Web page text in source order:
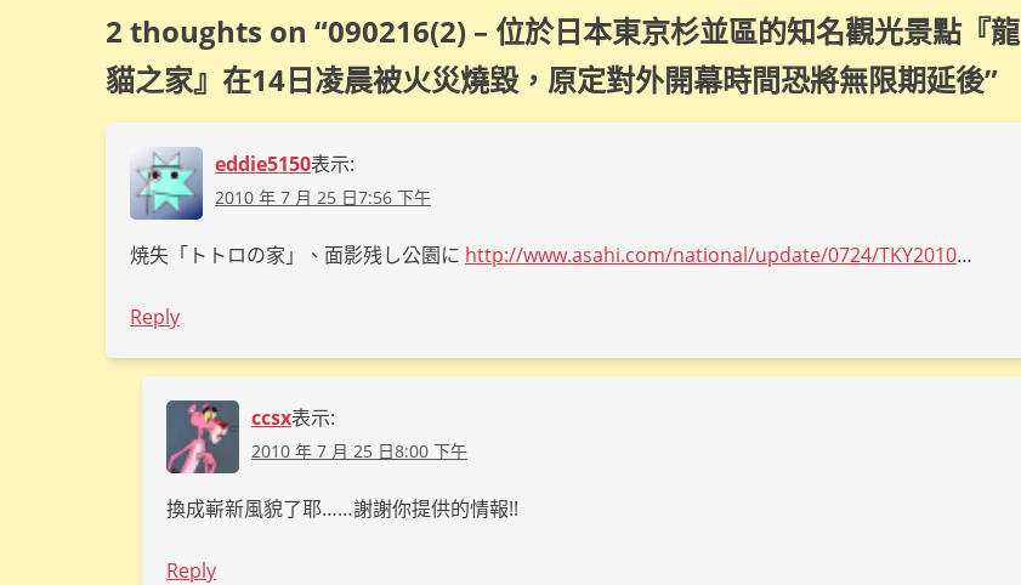
2 thoughts on “090216(2) – 位於日本東京杉並區的知名觀光景點『龍
貓之家』在14日凌晨被火災燒毀，原定對外開幕時間恐將無限期延後”
eddie5150表示:
2010 年 7 月 25 日7:56 下午
焼失「トトロの家」、面影残し公園に http://www.asahi.com/national/update/0724/TKY2010…
Reply
ccsx表示:
2010 年 7 月 25 日8:00 下午
換成嶄新風貌了耶……謝謝你提供的情報!!
Reply